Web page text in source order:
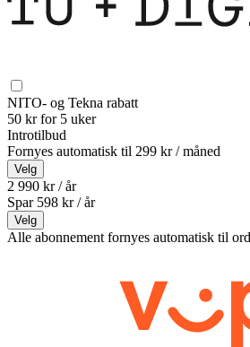
NITO- og Tekna rabatt
50 kr for 5 uker
Introtilbud
Fornyes automatisk til 299 kr / måned
Velg
2 990 kr / år
Spar 598 kr /år
Velg
Alle abonnement fornyes automatisk til